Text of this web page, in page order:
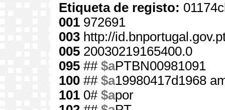
Etiqueta de registo:
001 972691
003 http://
005 20030219165400.0
095 ## $aPTBN00981091
100 ## $a19980417d1968
101 0# $apor